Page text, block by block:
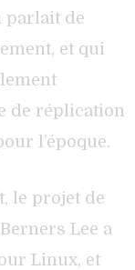
parlait de
et qui
de réplication
l’époque.
le projet de
Lee a
Linux, et